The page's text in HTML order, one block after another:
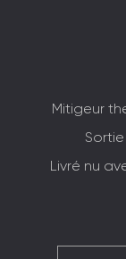
Mitigeur
Livré nu